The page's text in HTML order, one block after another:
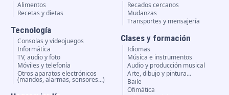
Alimentos
Recetas y dietas
Tecnología
Consolas y videojuegos
Informática
TV, audio y foto
Móviles y telefonía
Otros aparatos electrónicos
(mandos, alarmas, sensores...)
Recados cercanos
Mudanzas
Transportes y mensajería
Clases y formación
Idiomas
Música e instrumentos
Audio y producción musical
Arte, dibujo y pintura...
Baile
Ofimática